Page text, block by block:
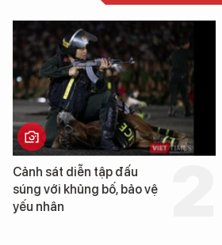
sát diễn tập đấu
với khủng bố, bảo vệ
nhân